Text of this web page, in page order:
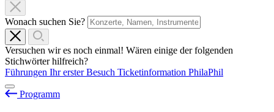
Wonach suchen Sie?
Versuchen wir es noch einmal! Wären einige der folgenden
Stichwörter hilfreich?
Führungen Ihr erster Besuch Ticketinformation PhilaPhil
Programm